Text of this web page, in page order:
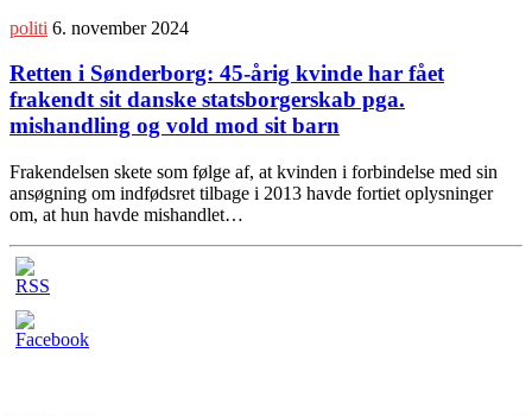
politi 6. november 2024
Retten i Sønderborg: 45-årig kvinde har fået
frakendt sit danske statsborgerskab pga.
mishandling og vold mod sit barn
Frakendelsen skete som følge af, at kvinden i forbindelse med sin
ansøgning om indfødsret tilbage i 2013 havde fortiet oplysninger
om, at hun havde mishandlet…